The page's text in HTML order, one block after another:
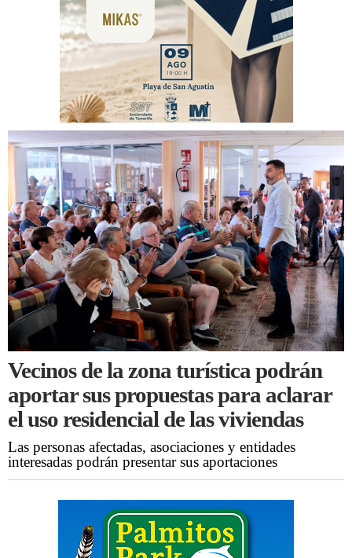
Vecinos de la zona turística podrán
aportar sus propuestas para aclarar
el uso residencial de las viviendas
Las personas afectadas, asociaciones y entidades
interesadas podrán presentar sus aportaciones